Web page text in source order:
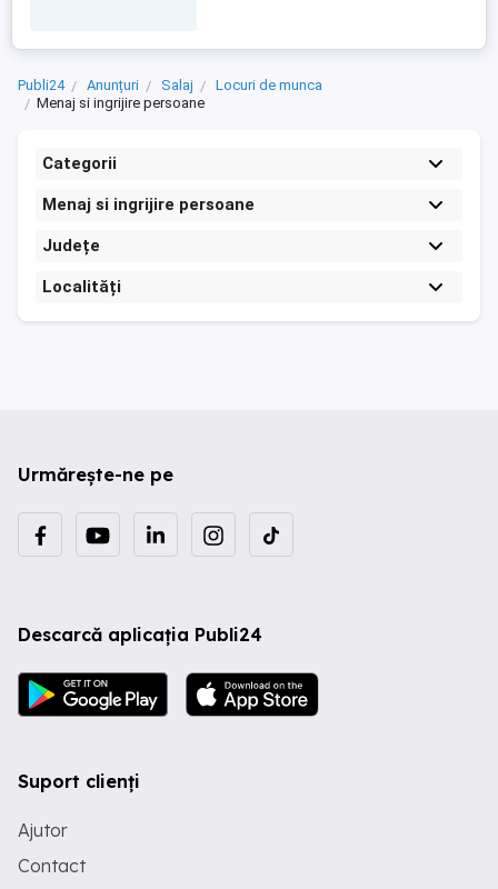
Publi24 Anunțuri Salaj
Locuri de munca
Menaj si ingrijire persoane
Categorii
Menaj si ingrijire persoane
Județe
Localități
Urmărește-ne pe
Descarcă aplicația Publi24
Suport clienți
Ajutor
Contact